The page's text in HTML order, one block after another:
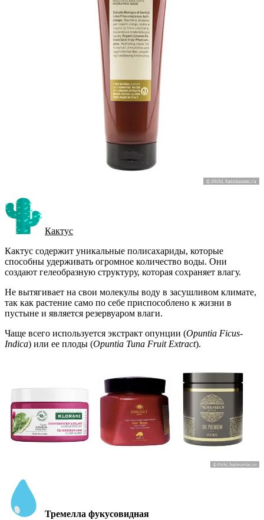
Кактус
Кактус содержит уникальные полисахариды, которые
способны удерживать огромное количество воды. Они
создают гелеобразную структуру, которая сохраняет влагу.
Не вытягивает на свои молекулы воду в засушливом климате,
так как растение само по себе приспособлено к жизни в
пустыне и является резервуаром влаги.
Чаще всего используется экстракт опунции (Opuntia Ficus-
Indica) или ее плоды (Opuntia Tuna Fruit Extract).
Тремелла фукусовидная